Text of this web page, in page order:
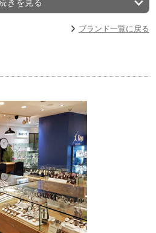
レステージショップ（特約正規販売店）
。
正規販売店舗最大級の品揃えです。
周年特別特典」～
きを見る
ブランド一覧に戻る